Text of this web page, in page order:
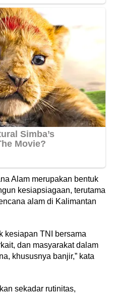
Alam merupakan bentuk
kesiapsiagaan, terutama
alam di Kalimantan
kesiapan TNI bersama
dan masyarakat dalam
khususnya banjir,” kata
sekadar rutinitas,